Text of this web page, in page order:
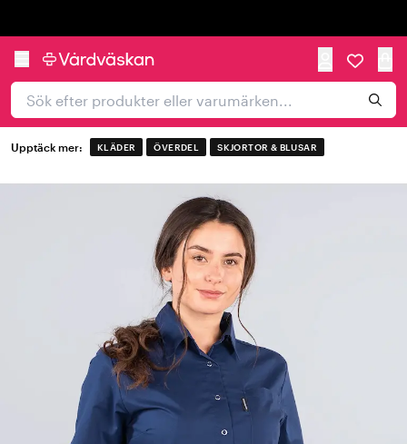
Upptäck mer: KLÄDER ÖVERDEL SKJORTOR & BLUSAR